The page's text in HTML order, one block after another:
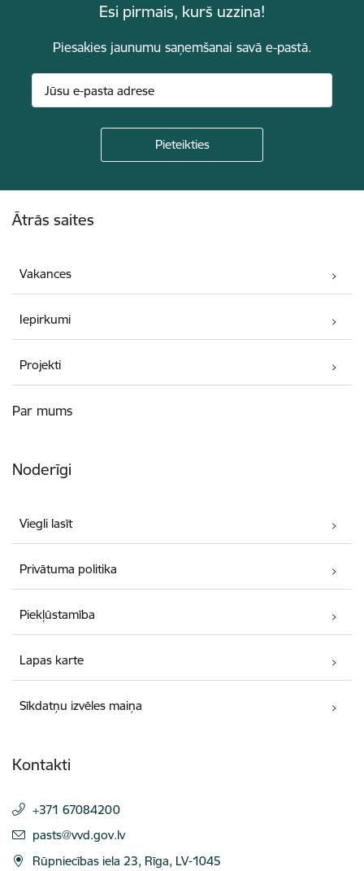
Esi pirmais, kurš uzzina!
Piesakies jaunumu saņemšanai savā e-pastā.
Ātrās saites
Vakances
Iepirkumi
Projekti
Par mums
Noderīgi
Viegli lasīt
Privātuma politika
Piekļūstamība
Lapas karte
Sīkdatņu izvēles maiņa
Kontakti
+371 67084200
E-pasts:
pasts@vvd.gov.lv
Rūpniecības iela 23, Rīga, LV-1045